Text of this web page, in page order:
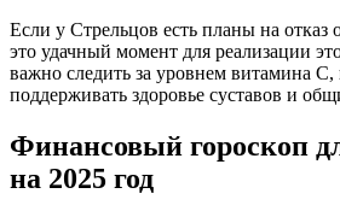
Если у Стрельцов есть планы на отказ
это удачный момент для реализации
важно следить за уровнем витамина
поддерживать здоровье суставов и
Финансовый гороскоп
на 2025 год